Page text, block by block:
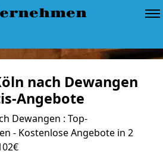
nach Dewangen
Angebote
Dewangen : Top-
- Kostenlose Angebote in 2